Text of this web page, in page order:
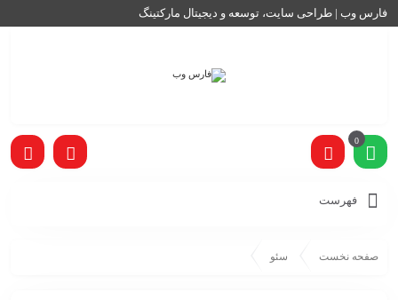
فارس وب | طراحی سایت، توسعه و دیجیتال مارکتینگ
0
فهرست
صفحه نخست سئو